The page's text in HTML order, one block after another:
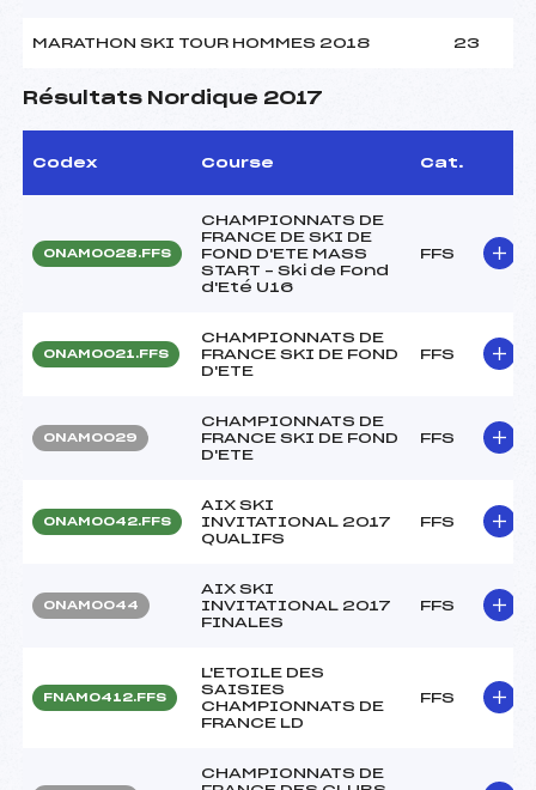
MARATHON SKI TOUR HOMMES 2018 23
Résultats Nordique 2017
Codex Course Cat.
ONAM0028.FFS
CHAMPIONNATS DE
FRANCE DE SKI DE
FOND D'ETE MASS
START – Ski de Fond
d'Eté U16
FFS
ONAM0021.FFS
CHAMPIONNATS DE
FRANCE SKI DE FOND
D'ETE
FFS
ONAM0029
CHAMPIONNATS DE
FRANCE SKI DE FOND
D'ETE
FFS
ONAM0042.FFS
AIX SKI
INVITATIONAL 2017
QUALIFS
FFS
ONAM0044
AIX SKI
INVITATIONAL 2017
FINALES
FFS
FNAM0412.FFS
L'ETOILE DES
SAISIES
CHAMPIONNATS DE
FRANCE LD
FFS
CHAMPIONNATS DE